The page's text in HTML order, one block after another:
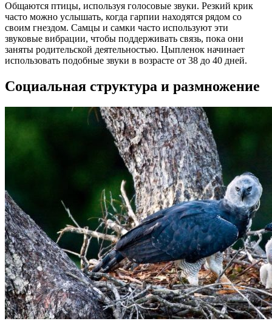
Общаются птицы, используя голосовые звуки. Резкий крик
часто можно услышать, когда гарпии находятся рядом со
своим гнездом. Самцы и самки часто используют эти
звуковые вибрации, чтобы поддерживать связь, пока они
заняты родительской деятельностью. Цыпленок начинает
использовать подобные звуки в возрасте от 38 до 40 дней.
Социальная структура и размножение